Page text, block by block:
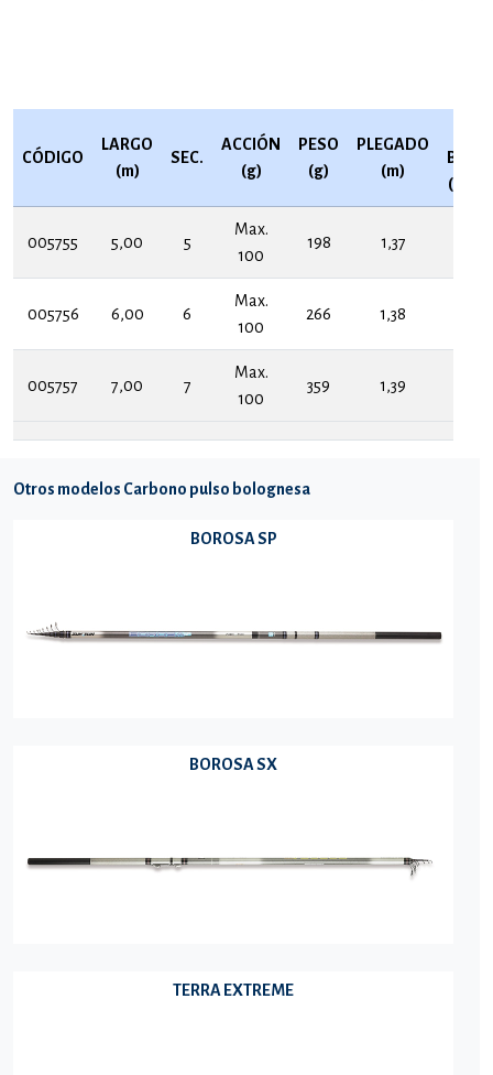
CÓDIGO
LARGO
(m)
SEC.
ACCIÓN
(g)
PESO
(g)
PLEGADO
(m)
BUTT
(mm)
005755 5,00 5
Max.
100
198 1,37
005756 6,00 6
Max.
100
266 1,38
005757 7,00 7
Max.
100
359 1,39
Otros modelos Carbono pulso bolognesa
BOROSA SP
BOROSA SX
TERRA EXTREME